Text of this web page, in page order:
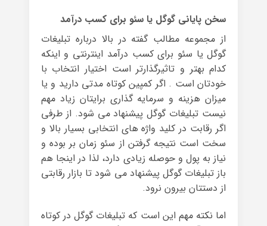
سخن پایانی گوگل یا سئو برای کسب درآمد
از مجموعه مطالب گفته در بالا درباره تبلیغات
گوگل یا سئو برای کسب درآمد اینترنتی و اینکه
کدام بهتر و تاثیرگذارتر است اختیار انتخاب با
خودتان است . اگر کمپین کوتاه مدتی دارید و یا
میزان هزینه و سرمایه گذاری برایتان زیاد مهم
نیست تبلیغات گوگل پیشنهاد می شود. از طرفی
اگر رقابت در کلید واژه های انتخابی بسیار بالا و
سخت است نتیجه گرفتن از سئو زمان بر بوده و
نیاز به پول و حوصله زیادی دارد، لذا در اینجا هم
باز تبلیغات گوگل پیشنهاد می شود تا بازار رقابتی
از دستتان بیرون نرود.
اما نکته مهم این است که تبلیغات گوگل در کوتاه